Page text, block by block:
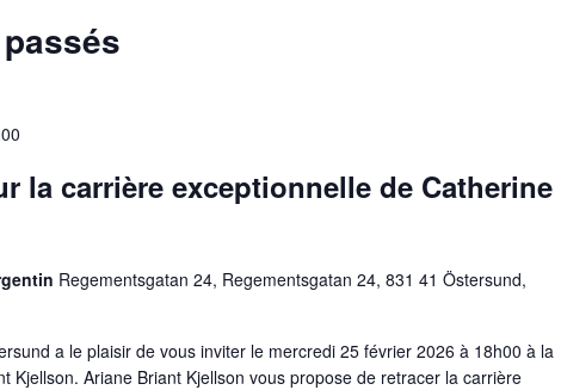
la carrière exceptionnelle de Catherine
Regementsgatan 24, Regementsgatan 24, 831 41 Östersund,
a le plaisir de vous inviter le mercredi 25 février 2026 à 18h00 à la
Kjellson. Ariane Briant Kjellson vous propose de retracer la carrière